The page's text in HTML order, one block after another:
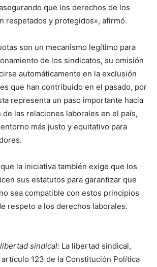
que los derechos de los
respetados y protegidos», afirmó.
son un mecanismo legítimo para
de los sindicatos, su omisión
automáticamente en la exclusión
que han contribuido en el pasado, por
representa un paso importante hacia
de las relaciones laborales en el país,
más justo y equitativo para
la iniciativa también exige que los
sus estatutos para garantizar que
sea compatible con estos principios
respeto a los derechos laborales.
sindical: La libertad sindical,
123 de la Constitución Política